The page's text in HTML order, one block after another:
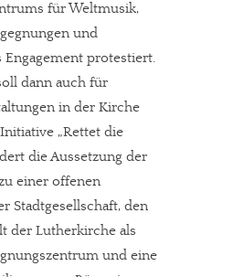
für Weltmusik,
und
Engagement protestiert.
dann auch für
in der Kirche
„Rettet die
die Aussetzung der
einer offenen
Stadtgesellschaft, den
der Lutherkirche als
und eine